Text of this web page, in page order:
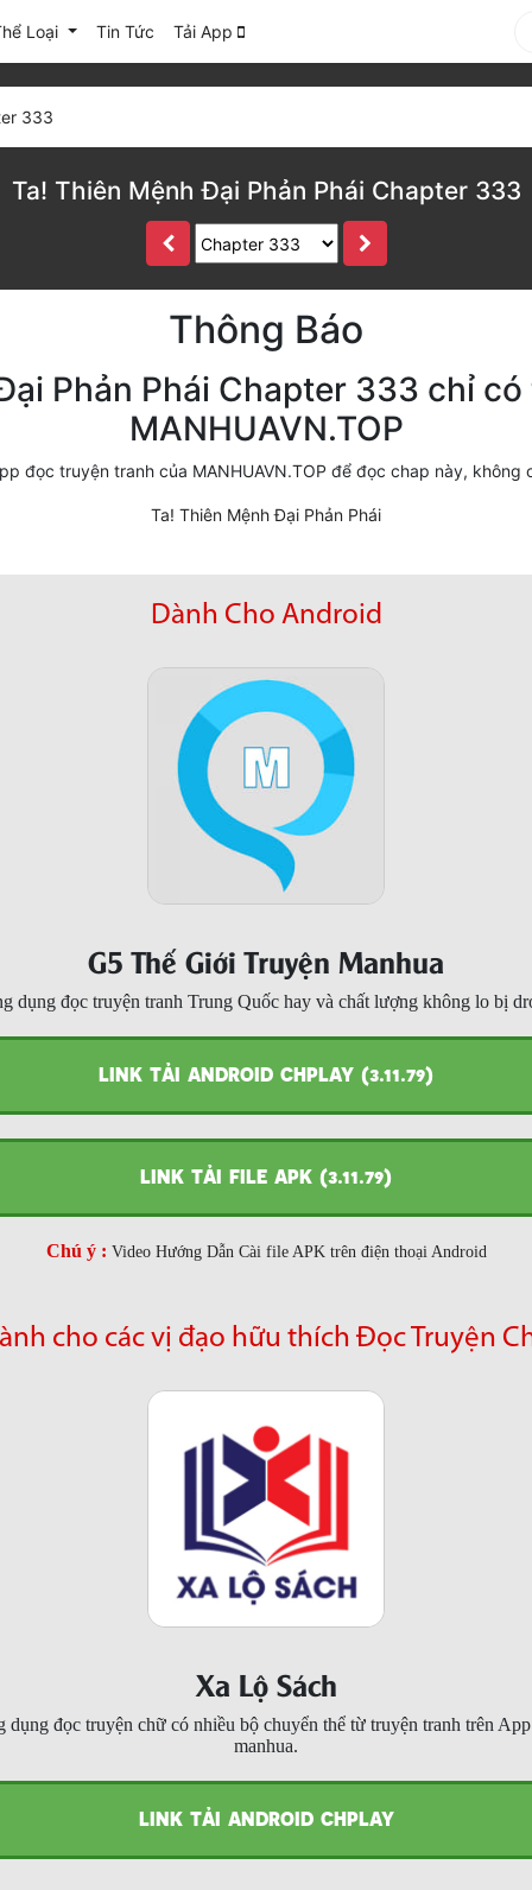
Loại Tin Tức Tải App
333
Ta! Thiên Mệnh Đại Phản Phái Chapter 333
Thông Báo
Phản Phái Chapter 333 chỉ
MANHUAVN.TOP
đọc truyện tranh của MANHUAVN.TOP để đọc chap này, không
Ta! Thiên Mệnh Đại Phản Phái
Dành Cho Android
G5 Thế Giới Truyện Manhua
dụng đọc truyện tranh Trung Quốc hay và chất lượng không lo bị
LINK TẢI ANDROID CHPLAY (3.11.79)
LINK TẢI FILE APK (3.11.79)
Chú ý : Video Hướng Dẫn Cài file APK trên điện thoại Android
cho các vị đạo hữu thích Đọc Truyện
Xa Lộ Sách
dụng đọc truyện chữ có nhiều bộ chuyển thể từ truyện tranh trên
manhua.
LINK TẢI ANDROID CHPLAY